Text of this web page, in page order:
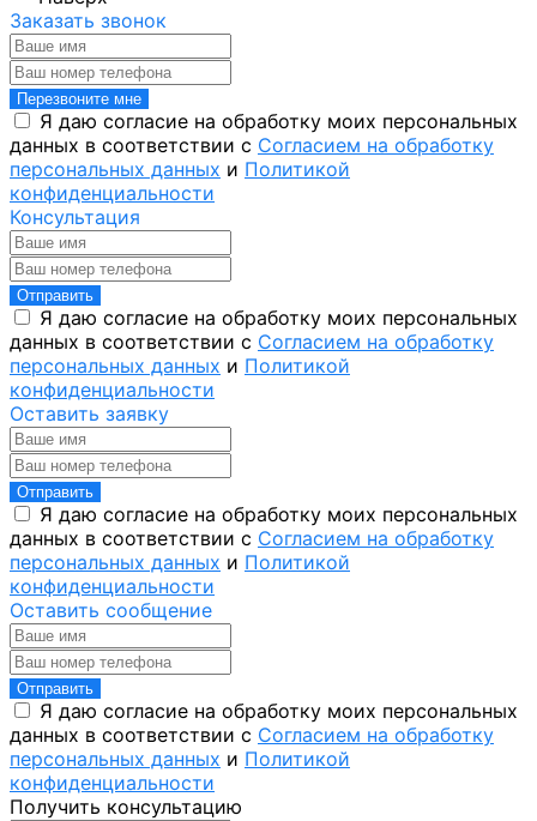
Заказать звонок
Перезвоните мне
Я даю согласие на обработку моих персональных
данных в соответствии с Согласием на обработку
персональных данных и Политикой
конфиденциальности
Консультация
Отправить
Я даю согласие на обработку моих персональных
данных в соответствии с Согласием на обработку
персональных данных и Политикой
конфиденциальности
Оставить заявку
Отправить
Я даю согласие на обработку моих персональных
данных в соответствии с Согласием на обработку
персональных данных и Политикой
конфиденциальности
Оставить сообщение
Отправить
Я даю согласие на обработку моих персональных
данных в соответствии с Согласием на обработку
персональных данных и Политикой
конфиденциальности
Получить консультацию